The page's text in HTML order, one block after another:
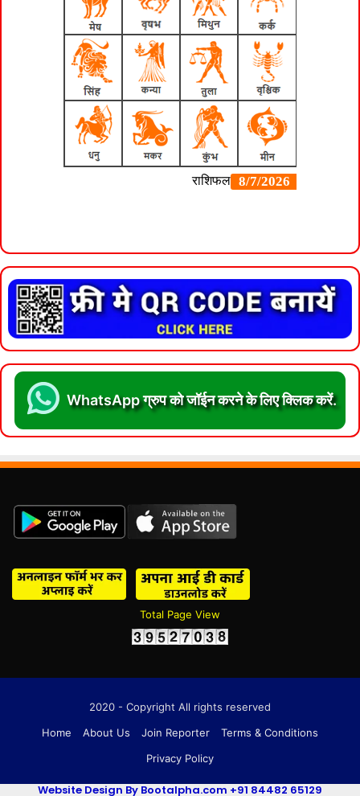
WhatsApp ग्रुप को जॉईन करने के लिए क्लिक करें.
Total Page View
2020 - Copyright All rights reserved
Home
About Us Join Reporter
Terms & Conditions
Privacy Policy
Website Design By Bootalpha.com +91 84482 65129